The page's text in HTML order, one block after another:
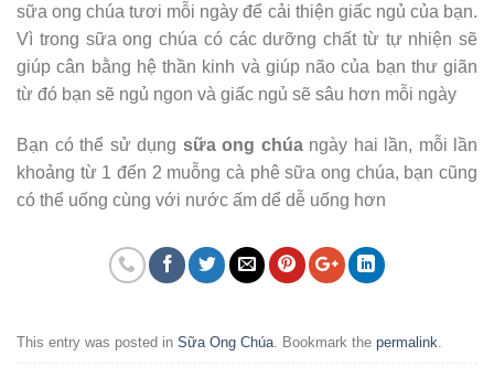
sữa ong chúa tươi mỗi ngày để cải thiện giấc ngủ của bạn.
Vì trong sữa ong chúa có các dưỡng chất từ tự nhiện sẽ
giúp cân bằng hệ thần kinh và giúp não của bạn thư giãn
từ đó bạn sẽ ngủ ngon và giấc ngủ sẽ sâu hơn mỗi ngày
Bạn có thể sử dụng sữa ong chúangày hai lần, mỗi lần
khoảng từ 1 đến 2 muỗng cà phê sữa ong chúa, bạn cũng
có thể uống cùng với nước ấm dể dễ uống hơn
This entry was posted in Sữa Ong Chúa . Bookmark the permalink